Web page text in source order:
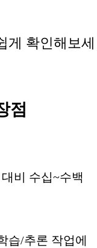
게 확인해보세
점
비 수십~수백
습/추론 작업에